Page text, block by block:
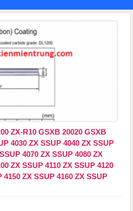
ZX-R10 GSXB 20020 GSXB
4030 ZX SSUP 4040 ZX SSUP
4070 ZX SSUP 4080 ZX
ZX SSUP 4110 ZX SSUP 4120
4150 ZX SSUP 4160 ZX SSUP